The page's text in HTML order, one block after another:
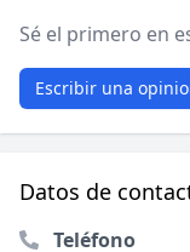
Sé el primero en
Escribir una
Datos de
Teléfono